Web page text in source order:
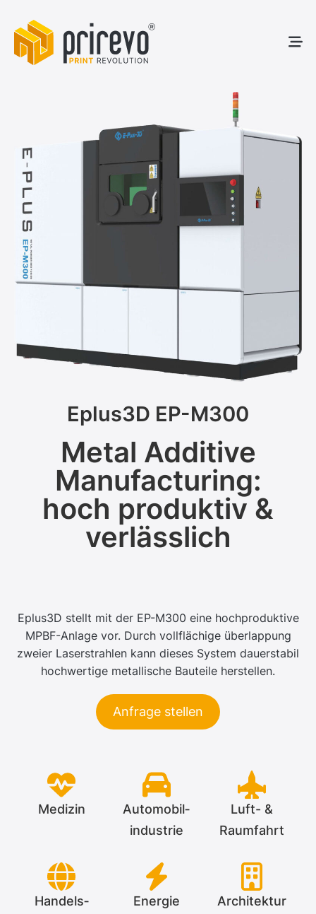
Eplus3D EP-M300
Metal Additive
Manufacturing:
hoch produktiv &
verlässlich
Eplus3D stellt mit der EP-M300 eine hochproduktive
MPBF-Anlage vor. Durch vollflächige überlappung
zweier Laserstrahlen kann dieses System dauerstabil
hochwertige metallische Bauteile herstellen.
Anfrage stellen
Medizin
Automobil­­
industrie
Luft- &
Raumfahrt
Handels­­
Energie Architektur